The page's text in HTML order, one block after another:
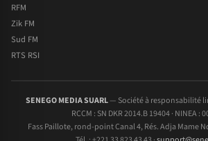
RFM
Zik FM
Sud FM
RTS RSI
SENEGO MEDIA SUARL— Société à responsabilité
RCCM : SN DKR 2014.B 19404 · NINEA :
Fass Paillote, rond-point Canal 4, Rés. Adja Mame